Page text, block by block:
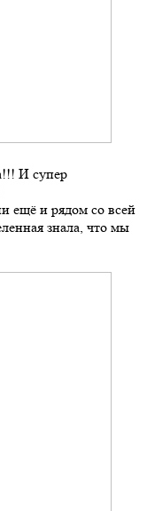
И супер
ещё и рядом со всей
знала, что мы